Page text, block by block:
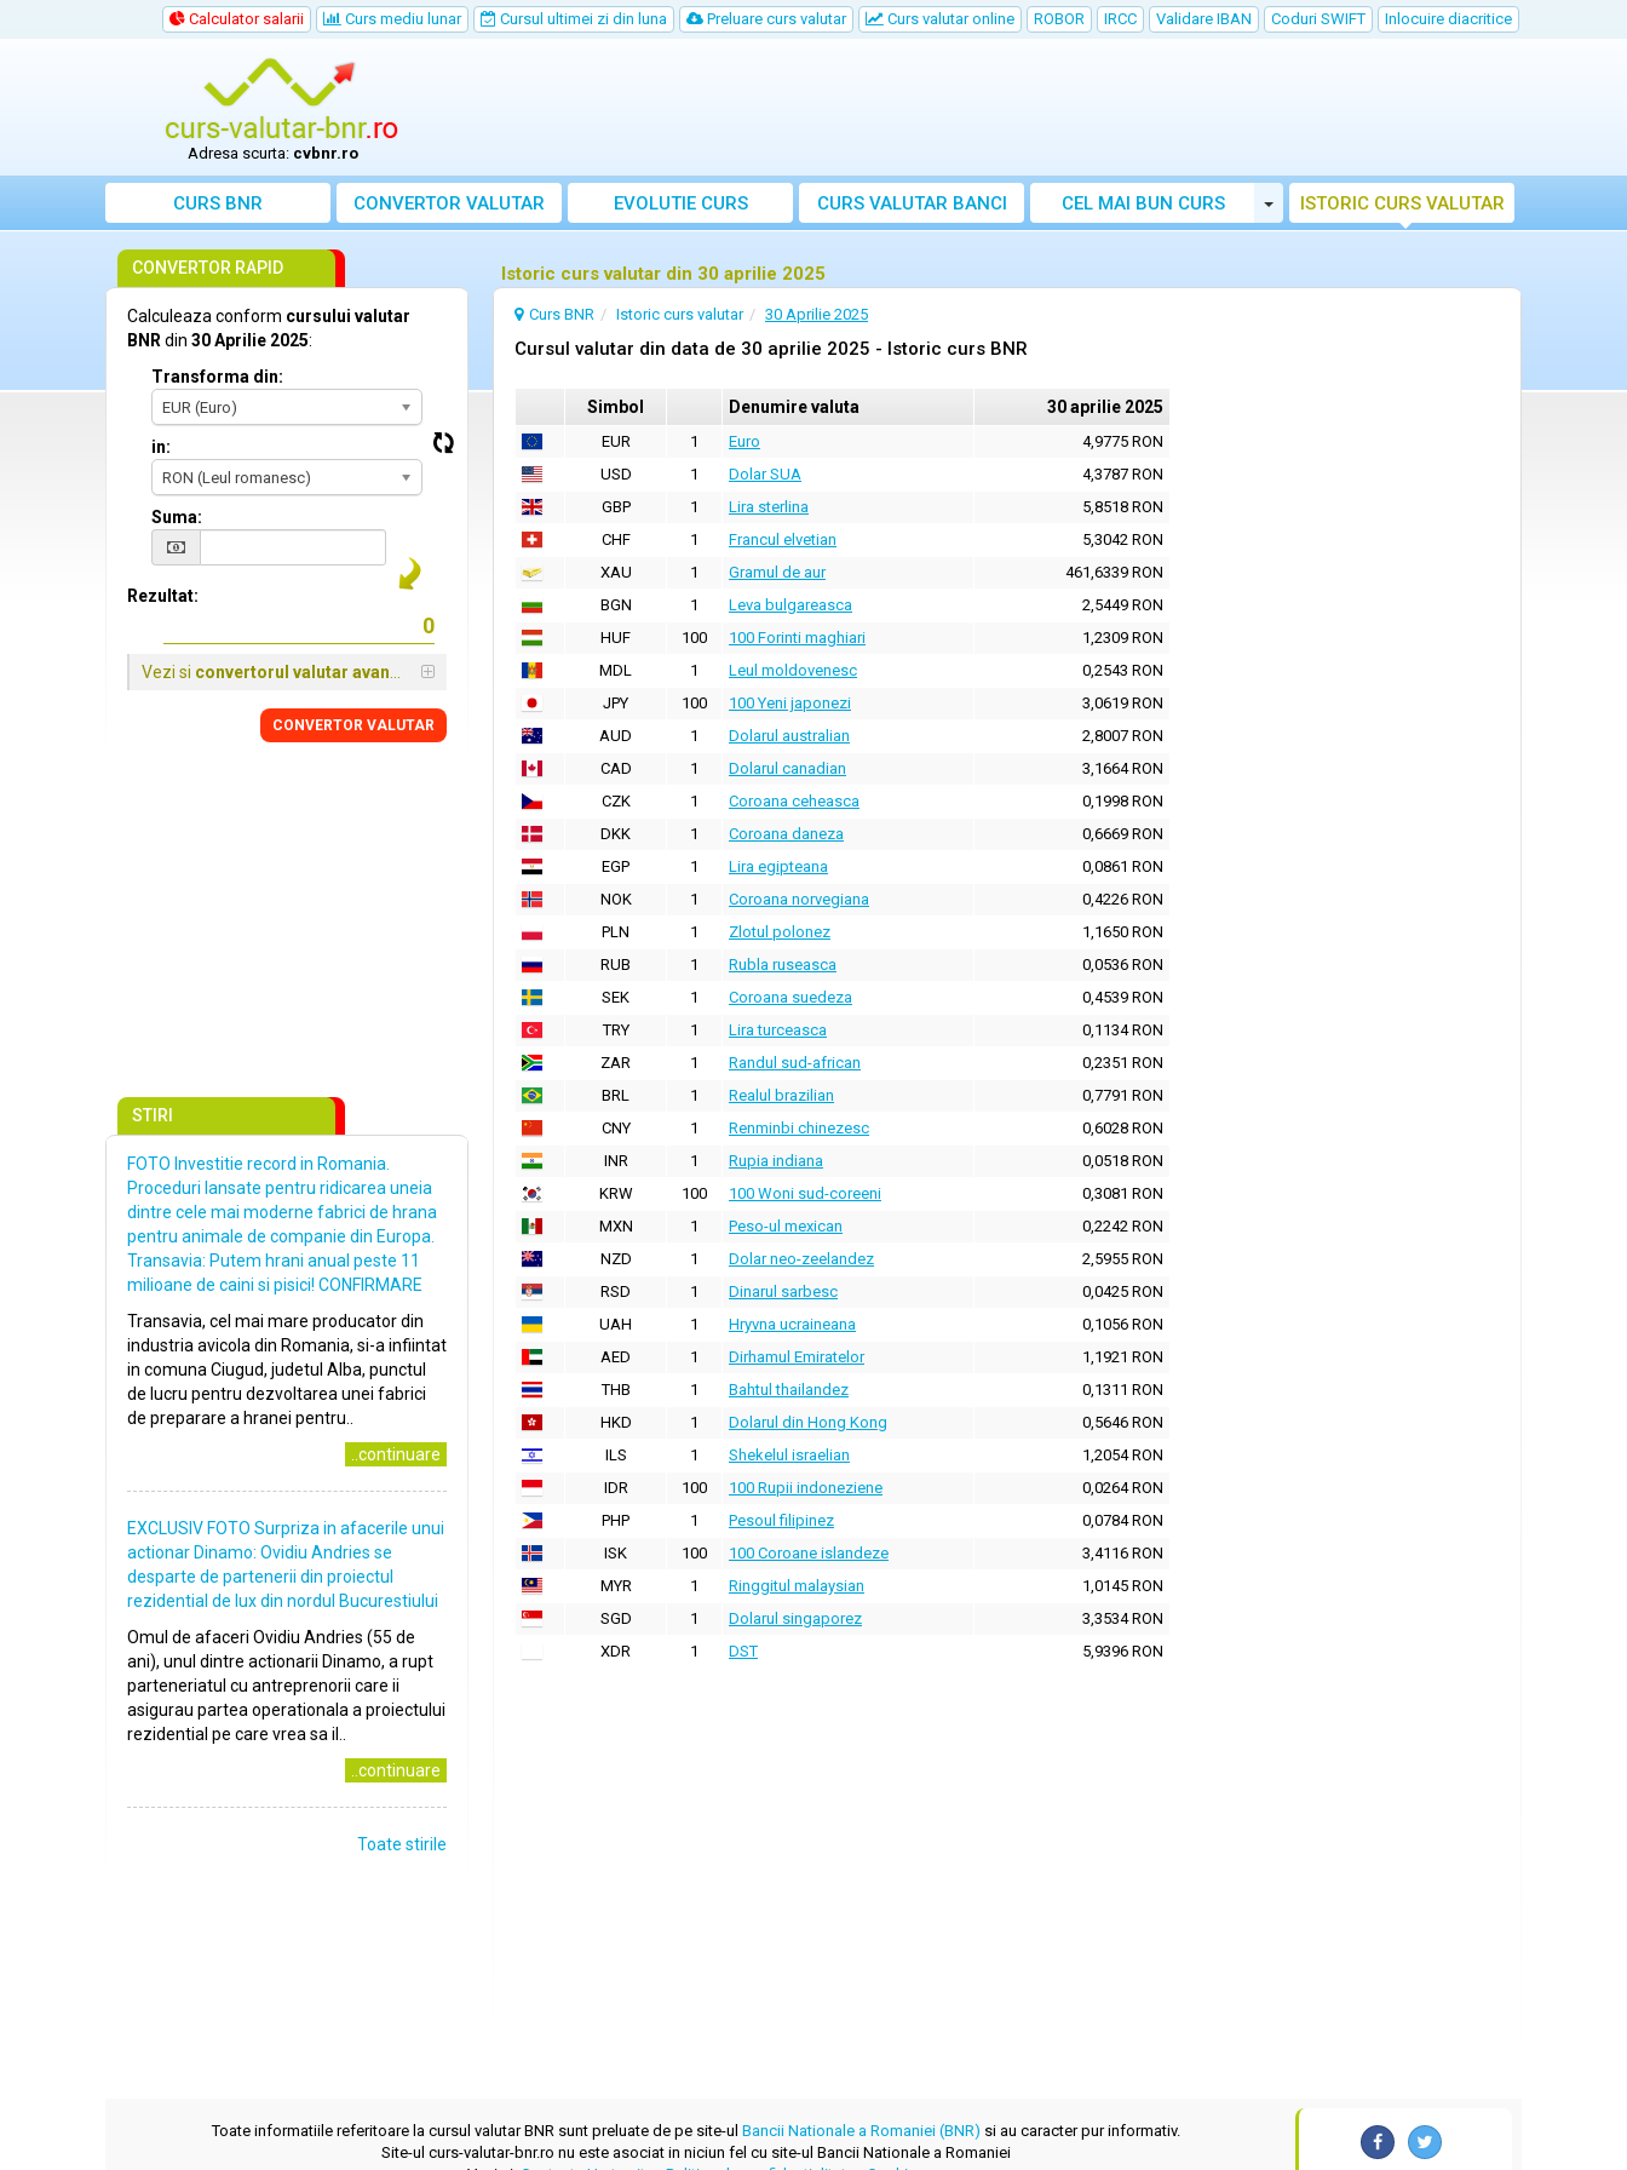
Calculator salarii Curs mediu lunar Cursul ultimei zi din luna Preluare curs valutar Curs valutar online ROBOR IRCC Validare IBAN Coduri SWIFT Inlocuire diacritice
Adresa scurta: cvbnr.ro
CURS BNR CONVERTOR VALUTAR EVOLUTIE CURS CURS VALUTAR BANCI CEL MAI BUN CURS Toggle Dropdown
ISTORIC CURS VALUTAR
Istoric curs valutar din 30 aprilie 2025
Curs BNR Istoric curs valutar 30 Aprilie 2025
Cursul valutar din data de 30 aprilie 2025 - Istoric curs BNR
Simbol Denumire valuta 30 aprilie 2025
EUR 1 Euro
4,9775 RON
USD
1 Dolar SUA
4,3787 RON
GBP
1 Lira sterlina
5,8518 RON
CHF
1 Francul elvetian
5,3042 RON
XAU
1 Gramul de aur
461,6339 RON
BGN
1 Leva bulgareasca
2,5449 RON
HUF
100 100 Forinti maghiari
1,2309 RON
MDL
1 Leul moldovenesc
0,2543 RON
JPY
100 100 Yeni japonezi
3,0619 RON
AUD
1 Dolarul australian
2,8007 RON
CAD
1 Dolarul canadian
3,1664 RON
CZK
1 Coroana ceheasca
0,1998 RON
DKK
1 Coroana daneza
0,6669 RON
EGP
1 Lira egipteana
0,0861 RON
NOK
1 Coroana norvegiana
0,4226 RON
PLN
1 Zlotul polonez
1,1650 RON
RUB
1 Rubla ruseasca
0,0536 RON
SEK
1 Coroana suedeza
0,4539 RON
TRY
1 Lira turceasca
0,1134 RON
ZAR
1 Randul sud-african
0,2351 RON
BRL
1 Realul brazilian
0,7791 RON
CNY
1 Renminbi chinezesc
0,6028 RON
INR
1 Rupia indiana
0,0518 RON
KRW
100 100 Woni sud-coreeni
0,3081 RON
MXN
1 Peso-ul mexican
0,2242 RON
NZD
1 Dolar neo-zeelandez
2,5955 RON
RSD
1 Dinarul sarbesc
0,0425 RON
UAH
1 Hryvna ucraineana
0,1056 RON
AED
1 Dirhamul Emiratelor
1,1921 RON
THB
1 Bahtul thailandez
0,1311 RON
HKD
1 Dolarul din Hong Kong
0,5646 RON
ILS
1 Shekelul israelian
1,2054 RON
IDR
100 100 Rupii indoneziene
0,0264 RON
PHP
1 Pesoul filipinez
0,0784 RON
ISK
100 100 Coroane islandeze
3,4116 RON
MYR
1 Ringgitul malaysian
1,0145 RON
SGD
1 Dolarul singaporez
3,3534 RON
XDR
1 DST 5,9396 RON
CONVERTOR RAPID
Calculeaza conform cursului valutar
BNR din 30 Aprilie 2025:
Transforma din:
EUR (Euro)
in:
RON (Leul romanesc)
Suma:
Rezultat:
Vezi si convertorul valutar avansat
CONVERTOR VALUTAR
STIRI
FOTO Investitie record in Romania.
Proceduri lansate pentru ridicarea uneia
dintre cele mai moderne fabrici de hrana
pentru animale de companie din Europa.
Transavia: Putem hrani anual peste 11
milioane de caini si pisici! CONFIRMARE
Transavia, cel mai mare producator din
industria avicola din Romania, si-a infiintat
in comuna Ciugud, judetul Alba, punctul
de lucru pentru dezvoltarea unei fabrici
de preparare a hranei pentru..
..continuare
EXCLUSIV FOTO Surpriza in afacerile unui
actionar Dinamo: Ovidiu Andries se
desparte de partenerii din proiectul
rezidential de lux din nordul Bucurestiului
Omul de afaceri Ovidiu Andries (55 de
ani), unul dintre actionarii Dinamo, a rupt
parteneriatul cu antreprenorii care ii
asigurau partea operationala a proiectului
rezidential pe care vrea sa il..
..continuare
Toate stirile
Toate informatiile referitoare la cursul valutar BNR sunt preluate de pe site-ul Bancii Nationale a Romaniei (BNR) si au caracter pur informativ.
Site-ul curs-valutar-bnr.ro nu este asociat in niciun fel cu site-ul Bancii Nationale a Romaniei